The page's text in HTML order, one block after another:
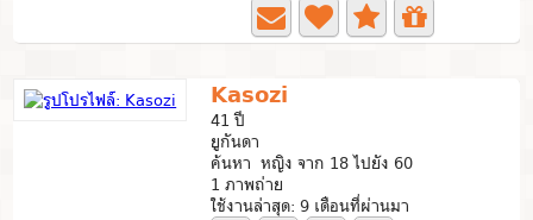
Kasozi
41 ปี
ยูกันดา
ค้นหา หญิง จาก 18 ไปยัง 60
1 ภาพถ่าย
ใช้งานล่าสุด: 9 เดือนที่ผ่านมา